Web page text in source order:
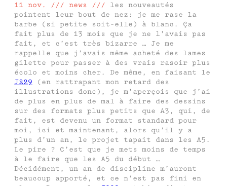
11 nov. /// news /// les nouveautés
pointent leur bout de nez: je me rase la
barbe (si petite soit-elle) à blanc. Ça
fait plus de 13 mois que je ne l’avais pas
fait, et c’est très bizarre … Je me
rappelle que j’avais même acheté des lames
gilette pour passer à des vrais rasoir plus
écolo et moins cher. De même, en faisant le
J229 (en rattrapant mon retard des
illustrations donc), je m’aperçois que j’ai
de plus en plus de mal à faire des dessins
sur des formats plus petits que A3, qui, de
fait, est devenu un format standard pour
moi, ici et maintenant, alors qu’il y a
plus d’un an, le projet tapait dans les A5.
Le pire ? C’est que je mets moins de temps
à le faire que les A5 du début …
Décidément, un an de discipline m’auront
beaucoup apporté, et ce n’est pas fini en